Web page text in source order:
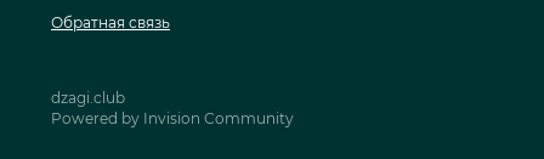
Обратная связь
dzagi.club
Powered by Invision Community